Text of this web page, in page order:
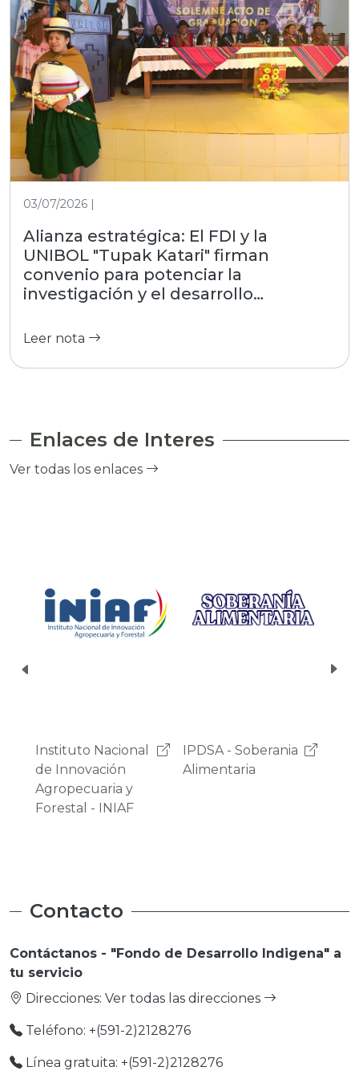
03/07/2026 |
Alianza estratégica: El FDI y la
UNIBOL "Tupak Katari" firman
convenio para potenciar la
investigación y el desarrollo
Leer nota
Enlaces de Interes
Ver todas los enlaces
IPDSA - Soberania
Alimentaria
OAP -
Observatorio
Contacto
Contáctanos - "Fondo de Desarrollo Indigena" a
tu servicio
Direcciones: Ver todas las direcciones
Teléfono: +(591-2)2128276
Línea gratuita: +(591-2)2128276